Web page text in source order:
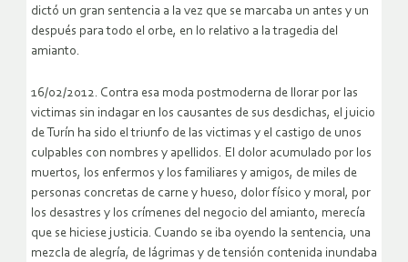
dictó un gran sentencia a la vez que se marcaba un antes y un
después para todo el orbe, en lo relativo a la tragedia del
amianto.
16/02/2012. Contra esa moda postmoderna de llorar por las
victimas sin indagar en los causantes de sus desdichas, el juicio
de Turín ha sido el triunfo de las victimas y el castigo de unos
culpables con nombres y apellidos. El dolor acumulado por los
muertos, los enfermos y los familiares y amigos, de miles de
personas concretas de carne y hueso, dolor físico y moral, por
los desastres y los crímenes del negocio del amianto, merecía
que se hiciese justicia. Cuando se iba oyendo la sentencia, una
mezcla de alegría, de lágrimas y de tensión contenida inundaba